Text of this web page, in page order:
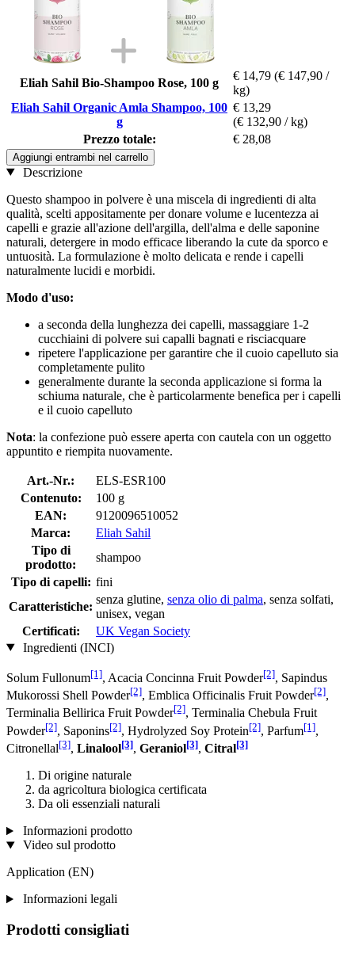
Eliah Sahil Bio-Shampoo Rose, 100 g
€ 14,79 (€ 147,90 /
kg)
Eliah Sahil Organic Amla Shampoo, 100
g
€ 13,29
(€ 132,90 / kg)
Prezzo totale:
€ 28,08
Aggiungi entrambi nel carrello
Descrizione
Questo shampoo in polvere è una miscela di ingredienti di alta
qualità, scelti appositamente per donare volume e lucentezza ai
capelli e grazie all'azione dell'argilla, dell'alma e delle saponine
naturali, detergere in modo efficace liberando la cute da sporco e
untuosità. La formulazione è molto delicata e rende i capelli
naturalmente lucidi e morbidi.
Modo d'uso:
a seconda della lunghezza dei capelli, massaggiare 1-2
cucchiaini di polvere sui capalli bagnati e risciacquare
ripetere l'applicazione per garantire che il cuoio capelluto sia
completamente pulito
generalmente durante la seconda applicazione si forma la
schiuma naturale, che è particolarmente benefica per i capelli
e il cuoio capelluto
Nota: la confezione può essere aperta con cautela con un oggetto
appuntito e riempita nuovamente.
Art.-Nr.:
ELS-ESR100
Contenuto:
100 g
EAN:
9120096510052
Marca:
Eliah Sahil
Tipo di
prodotto:
shampoo
Tipo di capelli: fini
Caratteristiche:
senza glutine, senza olio di palma, senza solfati,
unisex, vegan
Certificati:
UK Vegan Society
Ingredienti (INCI)
Solum Fullonum[1], Acacia Concinna Fruit Powder[2], Sapindus
Mukorossi Shell Powder[2], Emblica Officinalis Fruit Powder[2],
Terminalia Bellirica Fruit Powder[2], Terminalia Chebula Fruit
Powder[2], Saponins[2], Hydrolyzed Soy Protein[2], Parfum[1],
Citronellal[3], Linalool[3], Geraniol[3], Citral[3]
Di origine naturale
da agricoltura biologica certificata
Da oli essenziali naturali
Informazioni prodotto
Video sul prodotto
Application (EN)
Informazioni legali
Prodotti consigliati